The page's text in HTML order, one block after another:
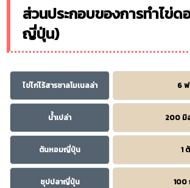
ส่วนประกอบของการทำไข่ด
ญี่ปุ่น)
ไข่ไก่ไร้สารซาลโมเนลล่า 6
น้ำเปล่า 200 มิ
ต้นหอมญี่ปุ่น 1
ซุปปลาญี่ปุ่น 100